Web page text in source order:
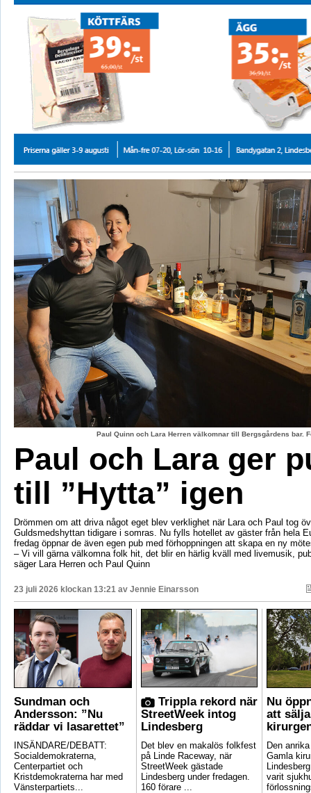
Paul Quinn och Lara Herren välkomnar till Bergsgårdens bar.
Paul och Lara ger
till ”Hytta” igen
Drömmen om att driva något eget blev verklighet när Lara och Paul tog
Guldsmedshyttan tidigare i somras. Nu fylls hotellet av gäster från hela
fredag öppnar de även egen pub med förhoppningen att skapa en ny
– Vi vill gärna välkomna folk hit, det blir en härlig kväll med livemusik,
säger Lara Herren och Paul Quinn
23 juli 2026 klockan 13:21 av Jennie Einarsson
Sundman och
Andersson: ”Nu
räddar vi lasarettet”
INSÄNDARE/DEBATT:
Socialdemokraterna,
Centerpartiet och
Kristdemokraterna har med
Vänsterpartiets...
Trippla rekord när
StreetWeek intog
Lindesberg
Det blev en makalös folkfest
på Linde Raceway, när
StreetWeek gästade
Lindesberg under fredagen.
160 förare ...
Nu
att
Den
Gamla
varit